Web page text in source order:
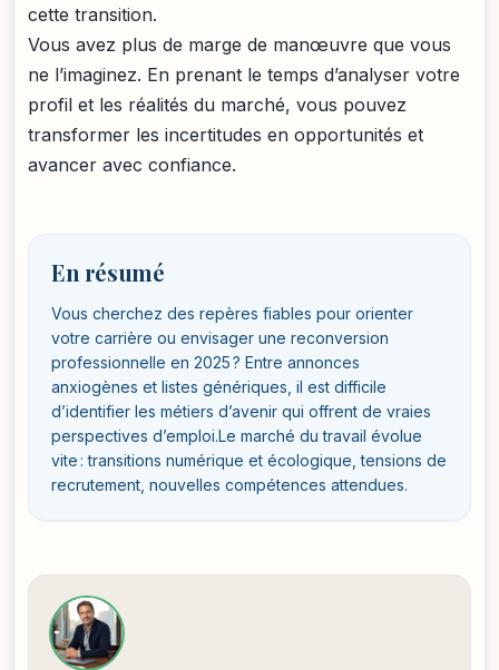
cette transition.
Vous avez plus de marge de manœuvre que vous
ne l’imaginez. En prenant le temps d’analyser votre
profil et les réalités du marché, vous pouvez
transformer les incertitudes en opportunités et
avancer avec confiance.
En résumé
Vous cherchez des repères fiables pour orienter
votre carrière ou envisager une reconversion
professionnelle en 2025 ? Entre annonces
anxiogènes et listes génériques, il est difficile
d’identifier les métiers d’avenir qui offrent de vraies
perspectives d’emploi.Le marché du travail évolue
vite : transitions numérique et écologique, tensions de
recrutement, nouvelles compétences attendues.